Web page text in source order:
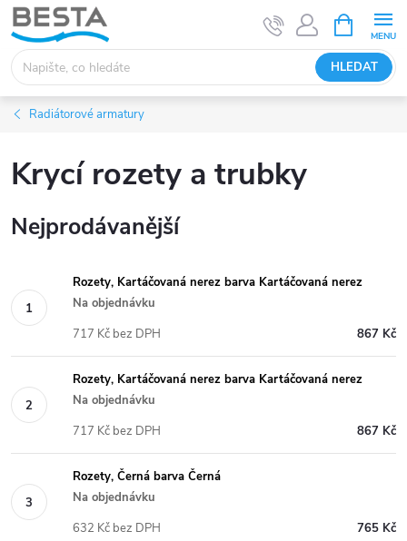
Přejít
na
obsah
HLEDAT
NÁKUPNÍ
KOŠÍK
Radiátorové armatury
Krycí rozety a trubky
Nejprodávanější
Rozety, Kartáčovaná nerez barva Kartáčovaná nerez
Na objednávku
867 Kč
717 Kč bez DPH
Rozety, Kartáčovaná nerez barva Kartáčovaná nerez
Na objednávku
867 Kč
717 Kč bez DPH
Rozety, Černá barva Černá
Na objednávku
765 Kč
632 Kč bez DPH